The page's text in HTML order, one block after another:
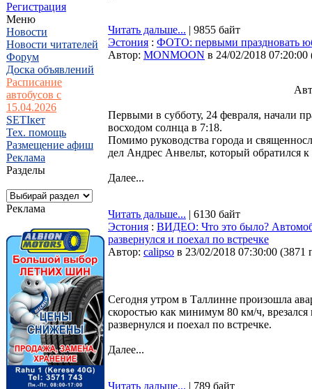
Регистрация
Меню
Новости
Новости читателей
Форум
Доска объявлений
Расписание
автобусов с
15.04.2026
SETIкет
Тех. помощь
Размещение афиш
Реклама
Разделы
Реклама
Читать дальше... | 9855 байт
Эстония : ФОТО: первыми праздновать
Автор: MONMOON в 24/02/2018 07:20:00
Первыми в субботу, 24 февраля, начали
восходом солнца в 7:18.
Помимо руководства города и
дел Андрес Анвельт, который обратился
Далее...
Читать дальше... | 6130 байт
Эстония : ВИДЕО: Что это было?
развернулся и поехал по встречке
Автор: calipso в 23/02/2018 07:30:00 (3871
Сегодня утром в Таллинне произошла
скоростью как минимум 80 км/ч,
развернулся и поехал по встречке.
Далее...
Читать дальше... | 789 байт